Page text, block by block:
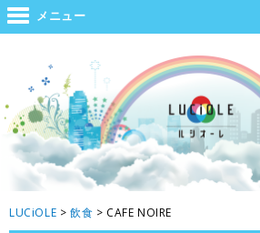
世界と大阪をつなぐジャンクション。旅をする人
メニュー
LUCiOLE >飲食 > CAFE NOIRE